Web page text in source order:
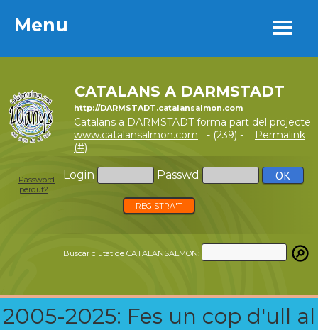
Menu
CATALANS A DARMSTADT
http://DARMSTADT.catalansalmon.com
Catalans a DARMSTADT forma part del projecte
www.catalansalmon.com - (239) -
Permalink
(#)
Login Passwd
Password
perdut?
REGISTRA'T
Buscar ciutat de CATALANSALMON:
2005-2025: Fes un cop d'ull al
Menu